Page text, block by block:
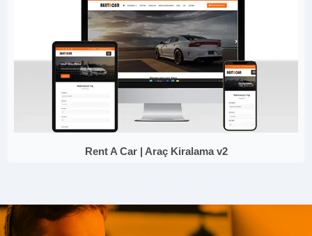
Rent A Car | Araç Kiralama v2